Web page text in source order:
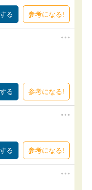
参考になる!
参考になる!
参考になる!